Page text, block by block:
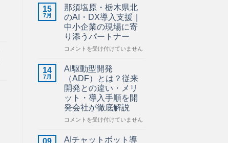
業
の
AI
活
用
ガ
ド
｜
工
管
理・
図
15
7月
那須塩原・栃木県北
のAI・DX導入支援｜
中小企業の現場に寄
り添うパートナー
那
塩
原・
木
県
北
の
コメントを受け付けていません
14
7月
AI駆動型開発
（ADF）とは？従来
開発との違い・メリ
ット・導入手順を開
発会社が徹底解説
AI
動
コメントを受け付けていません
09
AIチャットボット導